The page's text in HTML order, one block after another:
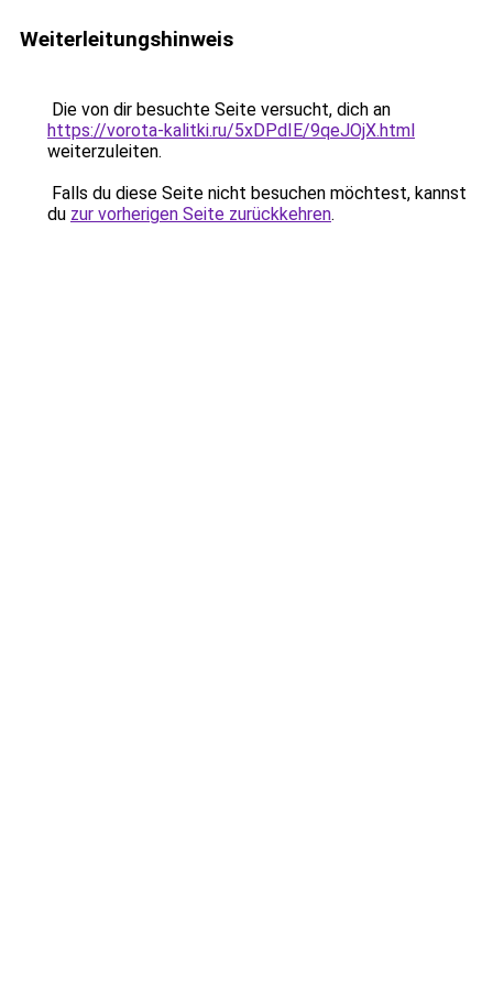
Weiterleitungshinweis
Die von dir besuchte Seite versucht, dich an
https://vorota-kalitki.ru/5xDPdIE/9qeJOjX.html
weiterzuleiten.
Falls du diese Seite nicht besuchen möchtest, kannst
du zur vorherigen Seite zurückkehren.